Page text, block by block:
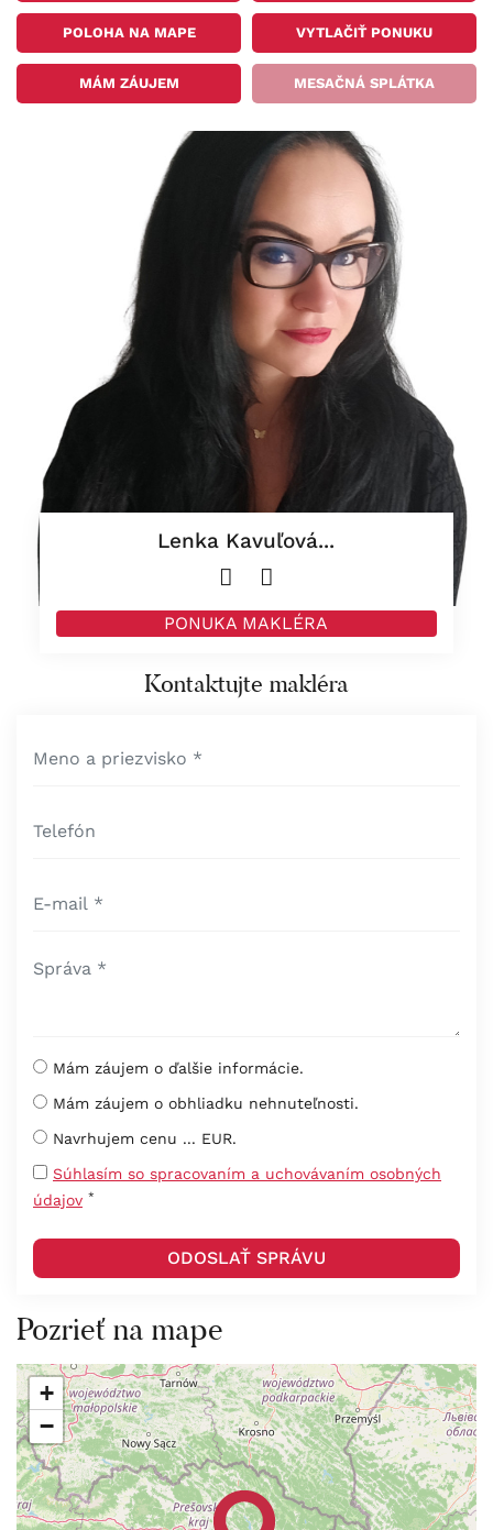
POLOHA NA MAPE VYTLAČIŤ PONUKU
MÁM ZÁUJEM MESAČNÁ SPLÁTKA
Lenka Kavuľová...
PONUKA MAKLÉRA
Kontaktujte makléra
Mám záujem o ďalšie informácie.
Mám záujem o obhliadku nehnuteľnosti.
Navrhujem cenu ... EUR.
Súhlasím so spracovaním a uchovávaním osobných
údajov *
Pozrieť na mape
+
−